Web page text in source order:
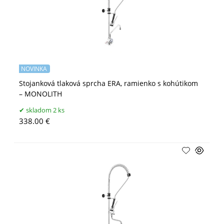
Stojanková tlaková sprcha ERA, ramienko s kohútikom
– MONOLITH
NOVINKA
skladom 2 ks
338.00 €